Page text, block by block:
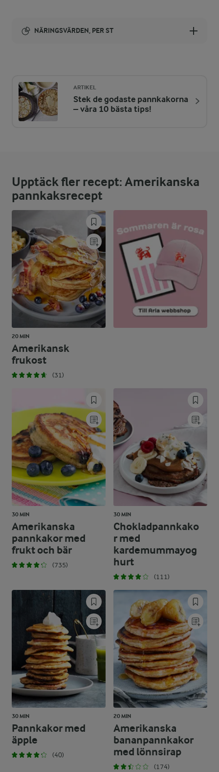
NÄRINGSVÄRDEN, PER ST
ENERGIDISTRIBUTION %
NÄRINGSVÄRDEN PER ST
Fett:
39 %
5,7 g
Kolhydrater:
50,3 %
16 g
ARTIKEL
Stek de godaste pannkakorna
– våra 10 bästa tips!
Upptäck fler recept: Amerikanska
pannkaksrecept
20 MIN
Amerikansk
frukost
(31)
30 MIN
Amerikanska
pannkakor med
frukt och bär
(735)
30 MIN
Chokladpannkako
r med
kardemummayog
hurt
(111)
30 MIN
Pannkakor med
äpple
(40)
20 MIN
Amerikanska
bananpannkakor
med lönnsirap
(174)